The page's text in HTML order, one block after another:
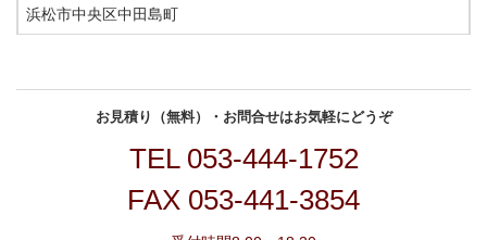
浜松市中央区中田島町
お見積り（無料）・お問合せはお気軽にどうぞ
TEL 053-444-1752
FAX 053-441-3854